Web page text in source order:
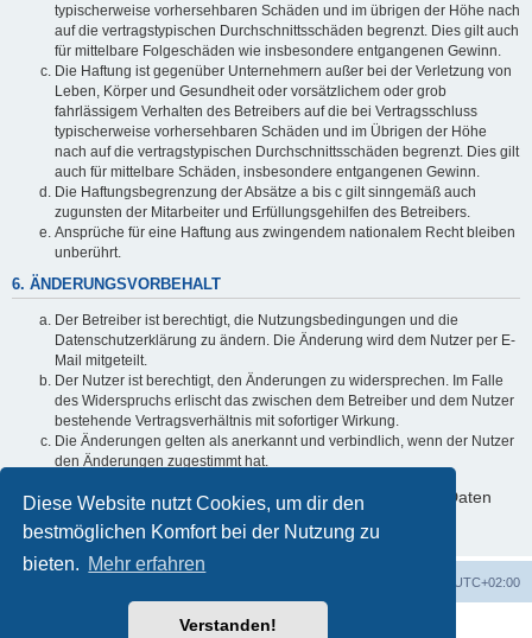
Diese Website nutzt Cookies, um dir den
bestmöglichen Komfort bei der Nutzung zu
bieten. Mehr erfahren
Verstanden!
typischerweise vorhersehbaren Schäden und im übrigen der Höhe nach
auf die vertragstypischen Durchschnittsschäden begrenzt. Dies gilt auch
für mittelbare Folgeschäden wie insbesondere entgangenen Gewinn.
Die Haftung ist gegenüber Unternehmern außer bei der Verletzung von
Leben, Körper und Gesundheit oder vorsätzlichem oder grob
fahrlässigem Verhalten des Betreibers auf die bei Vertragsschluss
typischerweise vorhersehbaren Schäden und im Übrigen der Höhe
nach auf die vertragstypischen Durchschnittsschäden begrenzt. Dies gilt
auch für mittelbare Schäden, insbesondere entgangenen Gewinn.
Die Haftungsbegrenzung der Absätze a bis c gilt sinngemäß auch
zugunsten der Mitarbeiter und Erfüllungsgehilfen des Betreibers.
Ansprüche für eine Haftung aus zwingendem nationalem Recht bleiben
unberührt.
6. ÄNDERUNGSVORBEHALT
Der Betreiber ist berechtigt, die Nutzungsbedingungen und die
Datenschutzerklärung zu ändern. Die Änderung wird dem Nutzer per E-
Mail mitgeteilt.
Der Nutzer ist berechtigt, den Änderungen zu widersprechen. Im Falle
des Widerspruchs erlischt das zwischen dem Betreiber und dem Nutzer
bestehende Vertragsverhältnis mit sofortiger Wirkung.
Die Änderungen gelten als anerkannt und verbindlich, wenn der Nutzer
den Änderungen zugestimmt hat.
Informationen über den Umgang mit deinen persönlichen Daten
sind in der Datenschutzerklärung enthalten.
UTC+02:00
Powered byphpBB® Forum Software © phpBB Limited